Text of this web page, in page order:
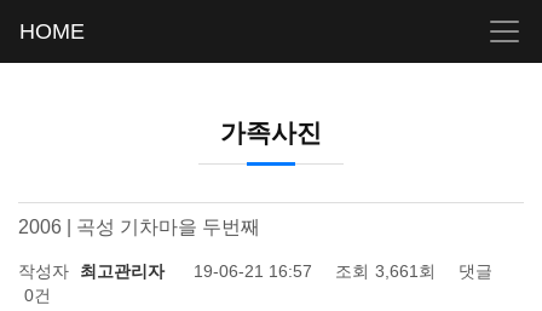
HOME
가족사진
2006 | 곡성 기차마을 두번째
작성자 최고관리자 19-06-21 16:57 조회 3,661회
댓글
0건